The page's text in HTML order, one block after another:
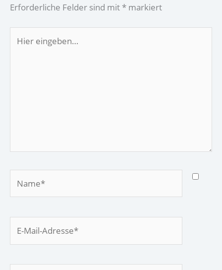
Erforderliche Felder sind mit * markiert
eingeben…
Mail-